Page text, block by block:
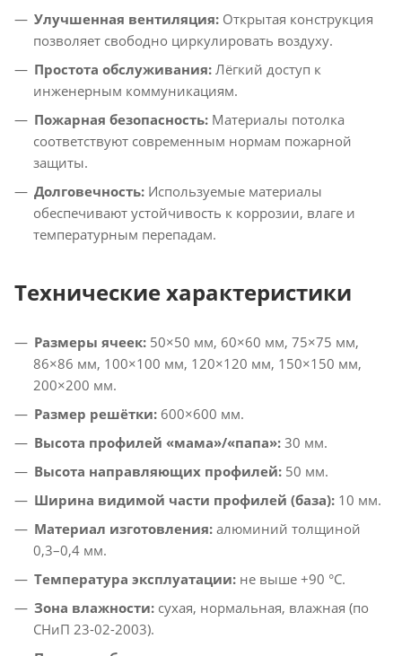
Улучшенная вентиляция: Открытая конструкция
позволяет свободно циркулировать воздуху.
Простота обслуживания: Лёгкий доступ к
инженерным коммуникациям.
Пожарная безопасность: Материалы потолка
соответствуют современным нормам пожарной
защиты.
Долговечность: Используемые материалы
обеспечивают устойчивость к коррозии, влаге и
температурным перепадам.
Технические характеристики
Размеры ячеек: 50×50 мм, 60×60 мм, 75×75 мм,
86×86 мм, 100×100 мм, 120×120 мм, 150×150 мм,
200×200 мм.
Размер решётки: 600×600 мм.
Высота профилей «мама»/«папа»: 30 мм.
Высота направляющих профилей: 50 мм.
Ширина видимой части профилей (база): 10 мм.
Материал изготовления: алюминий толщиной
0,3–0,4 мм.
Температура эксплуатации: не выше +90 °C.
Зона влажности: сухая, нормальная, влажная (по
СНиП 23-02-2003).